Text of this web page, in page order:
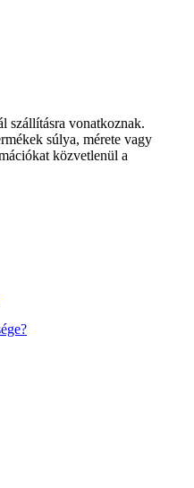
szállításra vonatkoznak.
súlya, mérete vagy
közvetlenül a